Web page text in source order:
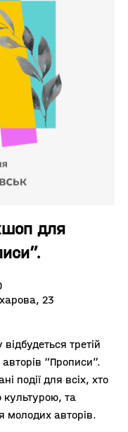
для
23
третій
“Прописи”.
події для всіх, хто
культурою, та
молодих авторів.